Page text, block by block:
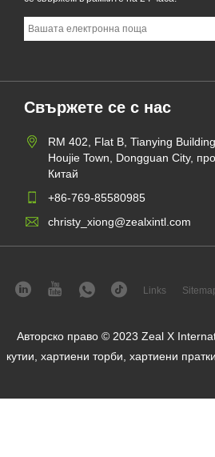
Свържете се с нас
RM 402, Flat B, Tianying
Houjie Town, Dongguan City,
Китай
+86-769-85580985
christy_xiong@zealxintl.com
Links
Авторско право © 2023 Zeal X
кутии, хартиени торби, хартиени